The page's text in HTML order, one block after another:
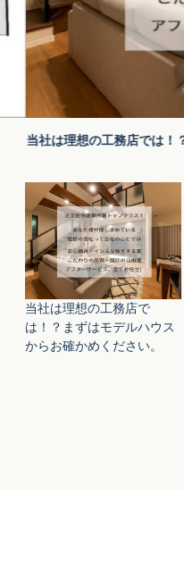
当社は理想の工務店では！
当社は理想の工務店で
は！？まずはモデルハウス
からお確かめください。